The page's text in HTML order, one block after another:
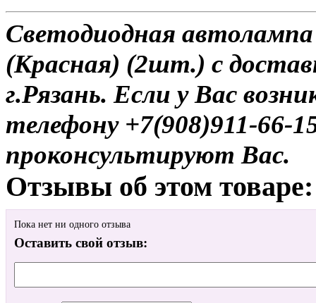
Светодиодная
(Красная) (2шт.) с
г.Рязань. Если у Вас
телефону +7(908)911-
проконсультируют Вас.
Отзывы об этом товаре:
Пока нет ни одного отзыва
Оставить свой отзыв: